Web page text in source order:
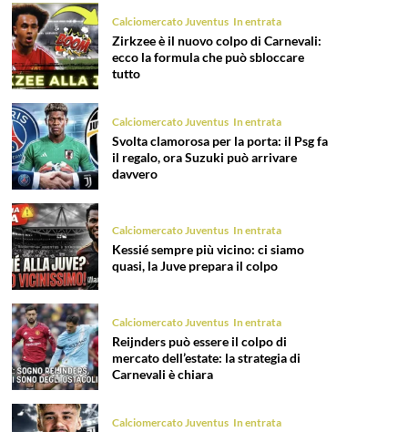
Calciomercato Juventus In entrata
Zirkzee è il nuovo colpo di Carnevali:
ecco la formula che può sbloccare
tutto
Calciomercato Juventus In entrata
Svolta clamorosa per la porta: il Psg fa
il regalo, ora Suzuki può arrivare
davvero
Calciomercato Juventus In entrata
Kessié sempre più vicino: ci siamo
quasi, la Juve prepara il colpo
Calciomercato Juventus In entrata
Reijnders può essere il colpo di
mercato dell’estate: la strategia di
Carnevali è chiara
Calciomercato Juventus In entrata